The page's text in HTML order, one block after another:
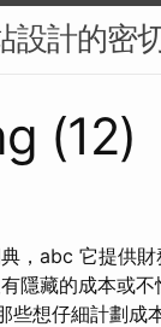
設計的密
(12)
，abc 它提供
隱藏的成本或
些想仔細計劃成